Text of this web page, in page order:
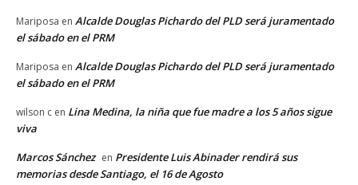
Mariposa en Alcalde Douglas Pichardo del PLD será juramentado
el sábado en el PRM
Mariposa en Alcalde Douglas Pichardo del PLD será juramentado
el sábado en el PRM
wilson c en Lina Medina, la niña que fue madre a los 5 años sigue
viva
Marcos Sánchez en Presidente Luis Abinader rendirá sus
memorias desde Santiago, el 16 de Agosto